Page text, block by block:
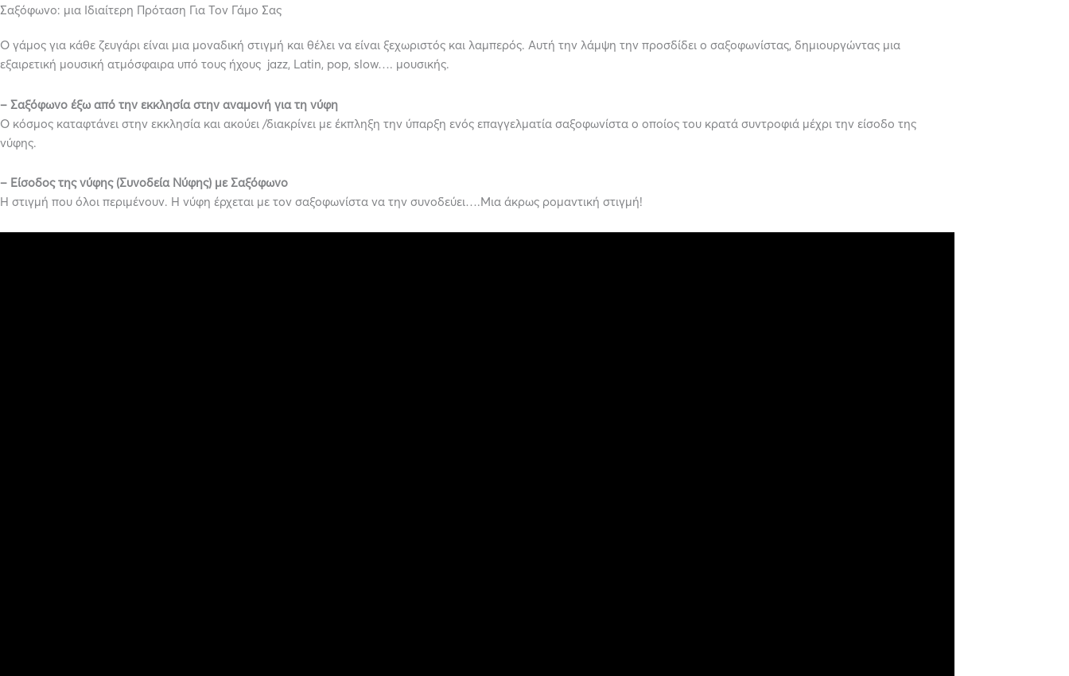
Σαξόφωνο: μια Ιδιαίτερη Πρόταση Για Τον Γάμο Σας
Ο γάμος για κάθε ζευγάρι είναι μια μοναδική στιγμή και θέλει να είναι ξεχωριστός και λαμπερός. Αυτή την λάμψη την προσδίδει ο σαξοφωνίστας, δημιουργώντας μια
εξαιρετική μουσική ατμόσφαιρα υπό τους ήχους jazz, Latin, pop, slow…. μουσικής.
– Σαξόφωνο έξω από την εκκλησία στην αναμονή για τη νύφη
Ο κόσμος καταφτάνει στην εκκλησία και ακούει /διακρίνει με έκπληξη την ύπαρξη ενός επαγγελματία σαξοφωνίστα ο οποίος του κρατά συντροφιά μέχρι την είσοδο της
νύφης.
– Είσοδος της νύφης (Συνοδεία Νύφης) με Σαξόφωνο
Η στιγμή που όλοι περιμένουν. Η νύφη έρχεται με τον σαξοφωνίστα να την συνοδεύει….Μια άκρως ρομαντική στιγμή!